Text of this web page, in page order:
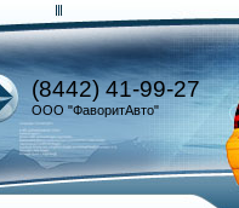
(8442) 41-99-27
ООО "ФаворитАвто"